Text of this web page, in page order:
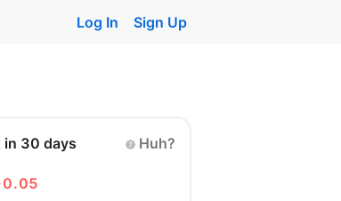
Log In Sign Up
in 30 days Huh?